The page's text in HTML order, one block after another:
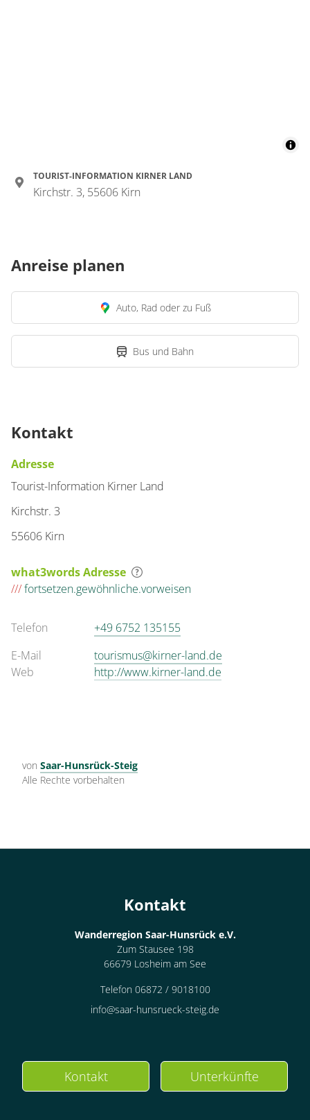
TOURIST-INFORMATION KIRNER LAND
Kirchstr. 3, 55606 Kirn
Anreise planen
Auto, Rad oder zu Fuß
Bus und Bahn
Kontakt
Adresse
Tourist-Information Kirner Land
Kirchstr. 3
55606 Kirn
what3words Adresse
///fortsetzen.gewöhnliche.vorweisen
Telefon
+49 6752 135155
E-Mail
tourismus@kirner-land.de
Web
http://www.kirner-land.de
von Saar-Hunsrück-Steig
Alle Rechte vorbehalten
Kontakt
Wanderregion Saar-Hunsrück e.V.
Zum Stausee 198
66679 Losheim am See
Telefon 06872 / 9018100
info@saar-hunsrueck-steig.de
Kontakt Unterkünfte